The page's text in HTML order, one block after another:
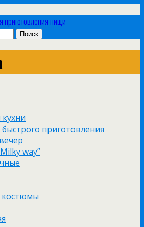
пищи
кухни
приготовления
way”
костюмы